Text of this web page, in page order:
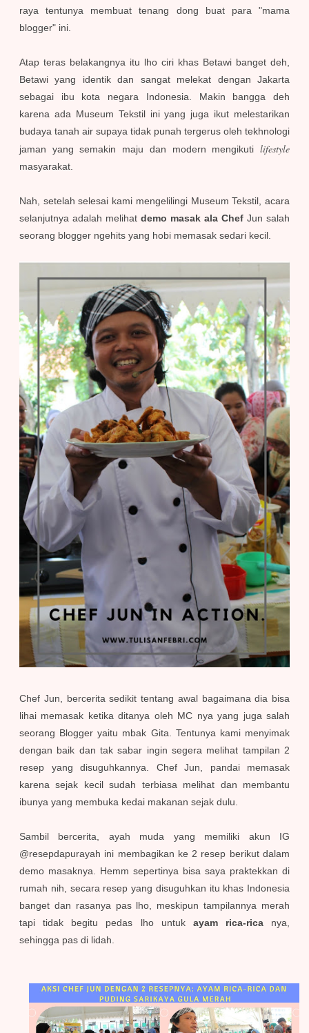
raya tentunya membuat tenang dong buat para "mama
blogger" ini.
Atap teras belakangnya itu lho ciri khas Betawi banget deh,
Betawi yang identik dan sangat melekat dengan Jakarta
sebagai ibu kota negara Indonesia. Makin bangga deh
karena ada Museum Tekstil ini yang juga ikut melestarikan
budaya tanah air supaya tidak punah tergerus oleh tekhnologi
jaman yang semakin maju dan modern mengikuti lifestyle
masyarakat.
Nah, setelah selesai kami mengelilingi Museum Tekstil, acara
selanjutnya adalah melihat demo masak ala Chef Jun salah
seorang blogger ngehits yang hobi memasak sedari kecil.
Chef Jun, bercerita sedikit tentang awal bagaimana dia bisa
lihai memasak ketika ditanya oleh MC nya yang juga salah
seorang Blogger yaitu mbak Gita. Tentunya kami menyimak
dengan baik dan tak sabar ingin segera melihat tampilan 2
resep yang disuguhkannya. Chef Jun, pandai memasak
karena sejak kecil sudah terbiasa melihat dan membantu
ibunya yang membuka kedai makanan sejak dulu.
Sambil bercerita, ayah muda yang memiliki akun IG
@resepdapurayah ini membagikan ke 2 resep berikut dalam
demo masaknya. Hemm sepertinya bisa saya praktekkan di
rumah nih, secara resep yang disuguhkan itu khas Indonesia
banget dan rasanya pas lho, meskipun tampilannya merah
tapi tidak begitu pedas lho untuk ayam rica-ricanya,
sehingga pas di lidah.